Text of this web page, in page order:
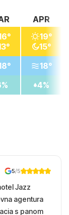
APR
19°
15°
18°
4%
5/5
Jazz
agentura
s panom